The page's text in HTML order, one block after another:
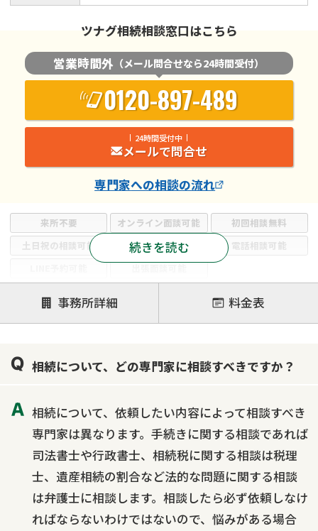
来所不要 オンライン面談可能
初回相談無料
土日祝の相談可能
19時以降電話可能
電話相談可能
注力案件
遺言書作成・遺言執行
相続放棄
相続登記
相続手続き
銀行手続き
家族信託
相続人調査
相続財産調査
不動産評価(相続不動産)
相続トラブル
続きを読む
ツナグ相続相談窓口はこちら
営業時間外 （メール問合せなら24時間受付）
0120-897-489
24時間受付中
メールで問合せ
専門家への相談の流れ
事務所詳細 料金表
相続について、どの専門家に相談すべきですか？
相続について、依頼したい内容によって相談すべき
専門家は異なります。手続きに関する相談であれば
司法書士や行政書士、相続税に関する相談は税理
士、遺産相続の割合など法的な問題に関する相談
は弁護士に相談します。相談したら必ず依頼しなけ
ればならないわけではないので、悩みがある場合